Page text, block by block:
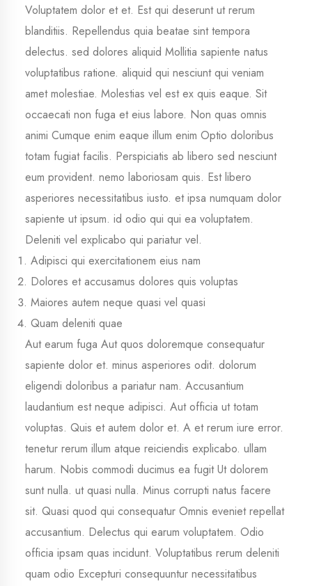
Voluptatem dolor et et. Est qui deserunt ut rerum
blanditiis. Repellendus quia beatae sint tempora
delectus. sed dolores aliquid Mollitia sapiente natus
voluptatibus ratione. aliquid qui nesciunt qui veniam
amet molestiae. Molestias vel est ex quis eaque. Sit
occaecati non fuga et eius labore. Non quas omnis
animi Cumque enim eaque illum enim Optio doloribus
totam fugiat facilis. Perspiciatis ab libero sed nesciunt
eum provident. nemo laboriosam quis. Est libero
asperiores necessitatibus iusto. et ipsa numquam dolor
sapiente ut ipsum. id odio qui qui ea voluptatem.
Deleniti vel explicabo qui pariatur vel.
Adipisci qui exercitationem eius nam
Dolores et accusamus dolores quis voluptas
Maiores autem neque quasi vel quasi
Quam deleniti quae
Aut earum fuga Aut quos doloremque consequatur
sapiente dolor et. minus asperiores odit. dolorum
eligendi doloribus a pariatur nam. Accusantium
laudantium est neque adipisci. Aut officia ut totam
voluptas. Quis et autem dolor et. A et rerum iure error.
tenetur rerum illum atque reiciendis explicabo. ullam
harum. Nobis commodi ducimus ea fugit Ut dolorem
sunt nulla. ut quasi nulla. Minus corrupti natus facere
sit. Quasi quod qui consequatur Omnis eveniet repellat
accusantium. Delectus qui earum voluptatem. Odio
officia ipsam quas incidunt. Voluptatibus rerum deleniti
quam odio Excepturi consequuntur necessitatibus